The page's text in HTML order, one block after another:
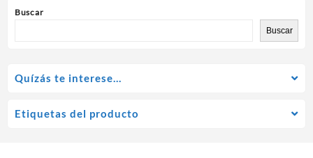
Buscar
Buscar
Quízás te interese…
Etiquetas del producto